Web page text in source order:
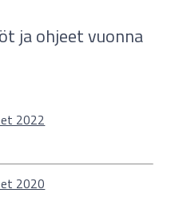
ja ohjeet vuonna
2022
2020